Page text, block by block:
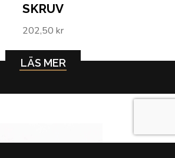
SKRUV
202,50 kr
LÄS MER